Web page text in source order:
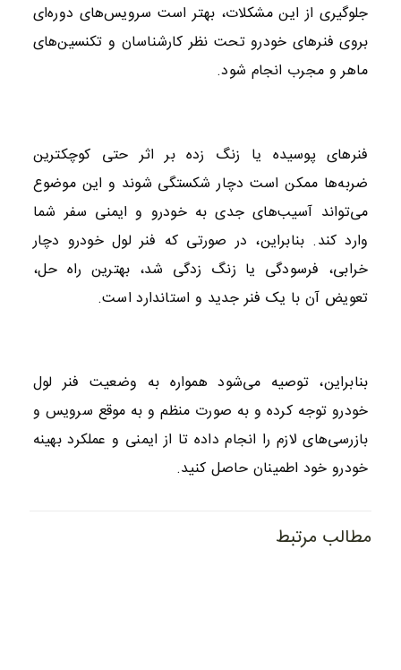
جلوگیری از این مشکلات، بهتر است سرویس‌های دوره‌ای
بروی فنرهای خودرو تحت نظر کارشناسان و تکنسین‌های
ماهر و مجرب انجام شود.
فنرهای پوسیده یا زنگ زده بر اثر حتی کوچکترین
ضربه‌ها ممکن است دچار شکستگی شوند و این موضوع
می‌تواند آسیب‌های جدی به خودرو و ایمنی سفر شما
وارد کند. بنابراین، در صورتی که فنر لول خودرو دچار
خرابی، فرسودگی یا زنگ زدگی شد، بهترین راه حل،
تعویض آن با یک فنر جدید و استاندارد است.
بنابراین، توصیه می‌شود همواره به وضعیت فنر لول
خودرو توجه کرده و به صورت منظم و به موقع سرویس و
بازرسی‌های لازم را انجام داده تا از ایمنی و عملکرد بهینه
خودرو خود اطمینان حاصل کنید.
مطالب مرتبط